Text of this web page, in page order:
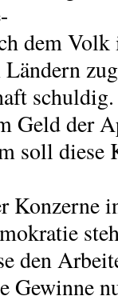
dem Volk
Geld der
soll diese
Konzerne
den
Gewinne